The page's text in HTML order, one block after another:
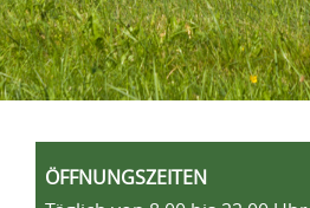
ÖFFNUNGSZEITEN